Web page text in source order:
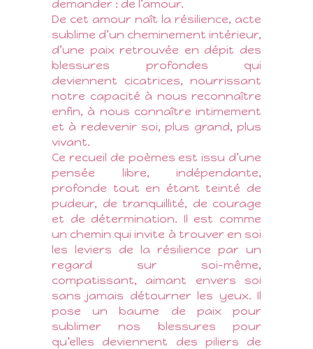
demander : de l’amour.
De cet amour naît la résilience, acte
sublime d’un cheminement intérieur,
d’une paix retrouvée en dépit des
blessures profondes qui
deviennent cicatrices, nourrissant
notre capacité à nous reconnaître
enfin, à nous connaître intimement
et à redevenir soi, plus grand, plus
vivant.
Ce recueil de poèmes est issu d’une
pensée libre, indépendante,
profonde tout en étant teinté de
pudeur, de tranquillité, de courage
et de détermination. Il est comme
un chemin qui invite à trouver en soi
les leviers de la résilience par un
regard sur soi-même,
compatissant, aimant envers soi
sans jamais détourner les yeux. Il
pose un baume de paix pour
sublimer nos blessures pour
qu’elles deviennent des piliers de